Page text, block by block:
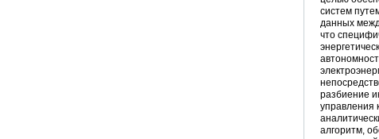
систем
данных
что
разбиение
управления
алгоритм,